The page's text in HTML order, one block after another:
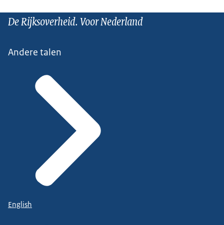
De Rijksoverheid. Voor Nederland
Andere talen
English